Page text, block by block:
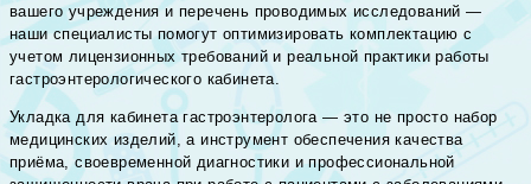
вашего учреждения и перечень проводимых исследований —
наши специалисты помогут оптимизировать комплектацию с
учетом лицензионных требований и реальной практики работы
гастроэнтерологического кабинета.
Укладка для кабинета гастроэнтеролога — это не просто набор
медицинских изделий, а инструмент обеспечения качества
приёма, своевременной диагностики и профессиональной